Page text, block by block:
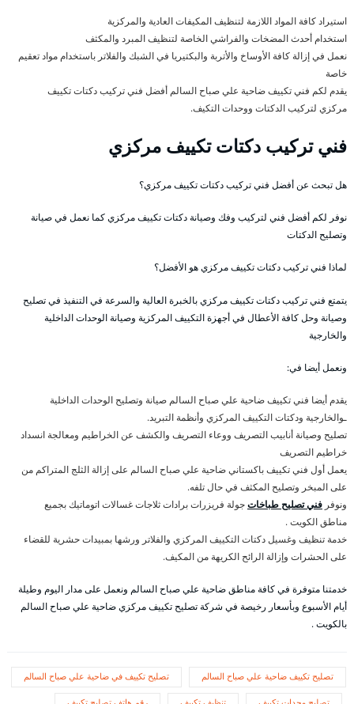
استيراد كافة المواد اللازمة لتنظيف المكيفات العادية والمركزية
استخدام أحدث المضخات والفراشي الخاصة لتنظيف المبرد والمكثف
نعمل في إزالة كافة الأوساخ والأتربة والبكتيريا في الشبك والفلاتر باستخدام مواد تعقيم
خاصة
يقدم لكم فني تكييف ضاحية علي صباح السالم أفضل فني تركيب دكتات تكييف
مركزي لتركيب الدكتات ووحدات التكيف.
فني تركيب دكتات تكييف مركزي
هل تبحث عن أفضل فني تركيب دكتات تكييف مركزي؟
نوفر لكم أفضل فني لتركيب وفك وصيانة دكتات تكييف مركزي كما نعمل في صيانة
وتصليح الدكتات
لماذا فني تركيب دكتات تكييف مركزي هو الأفضل؟
يتمتع فني تركيب دكتات تكييف مركزي بالخبرة العالية والسرعة في التنفيذ في تصليح
وصيانة وحل كافة الأعطال في أجهزة التكييف المركزية وصيانة الوحدات الداخلية
والخارجية
ونعمل أيضا في:
يقدم أيضا فني تكييف ضاحية علي صباح السالم صيانة وتصليح الوحدات الداخلية
ـوالخارجية ودكتات التكييف المركزي وأنظمة التبريد.
تصليح وصيانة أنابيب التصريف ووعاء التصريف والكشف عن الخراطيم ومعالجة انسداد
خراطيم التصريف
يعمل أول فني تكييف باكستاني ضاحية علي صباح السالم على إزالة الثلج المتراكم من
على المبخر وتصليح المكثف في حال تلفه.
ونوفر فني تصليح طباخاتجولة فريزرات برادات ثلاجات غسالات اتوماتيك بجميع
مناطق الكويت .
خدمة تنظيف وغسيل دكتات التكييف المركزي والفلاتر ورشها بمبيدات حشرية للقضاء
على الحشرات وإزالة الرائح الكريهة من المكيف.
خدمتنا متوفرة في كافة مناطق ضاحية علي صباح السالم ونعمل على مدار اليوم وطيلة
أيام الأسبوع وبأسعار رخيصة في شركة تصليح تكييف مركزي ضاحية علي صباح السالم
بالكويت .
تصليح تكييف ضاحية علي صباح السالم تصليح تكييف في ضاحية علي صباح السالم